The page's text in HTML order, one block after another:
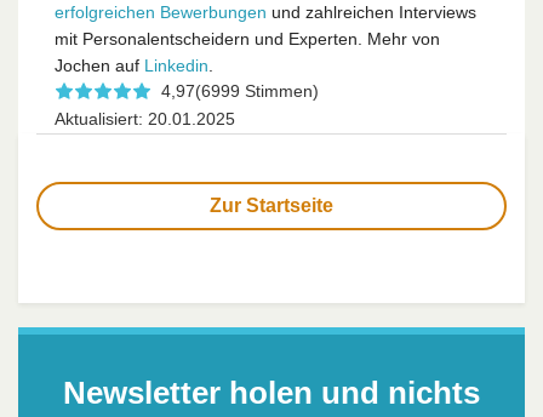
erfolgreichen Bewerbungen und zahlreichen Interviews
mit Personalentscheidern und Experten. Mehr von
Jochen auf Linkedin.
4,97(6999 Stimmen)
Aktualisiert: 20.01.2025
Zur Startseite
Newsletter holen und nichts